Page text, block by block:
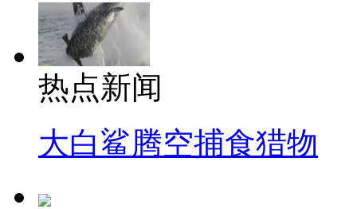
热点新闻
大白鲨腾空捕食猎物